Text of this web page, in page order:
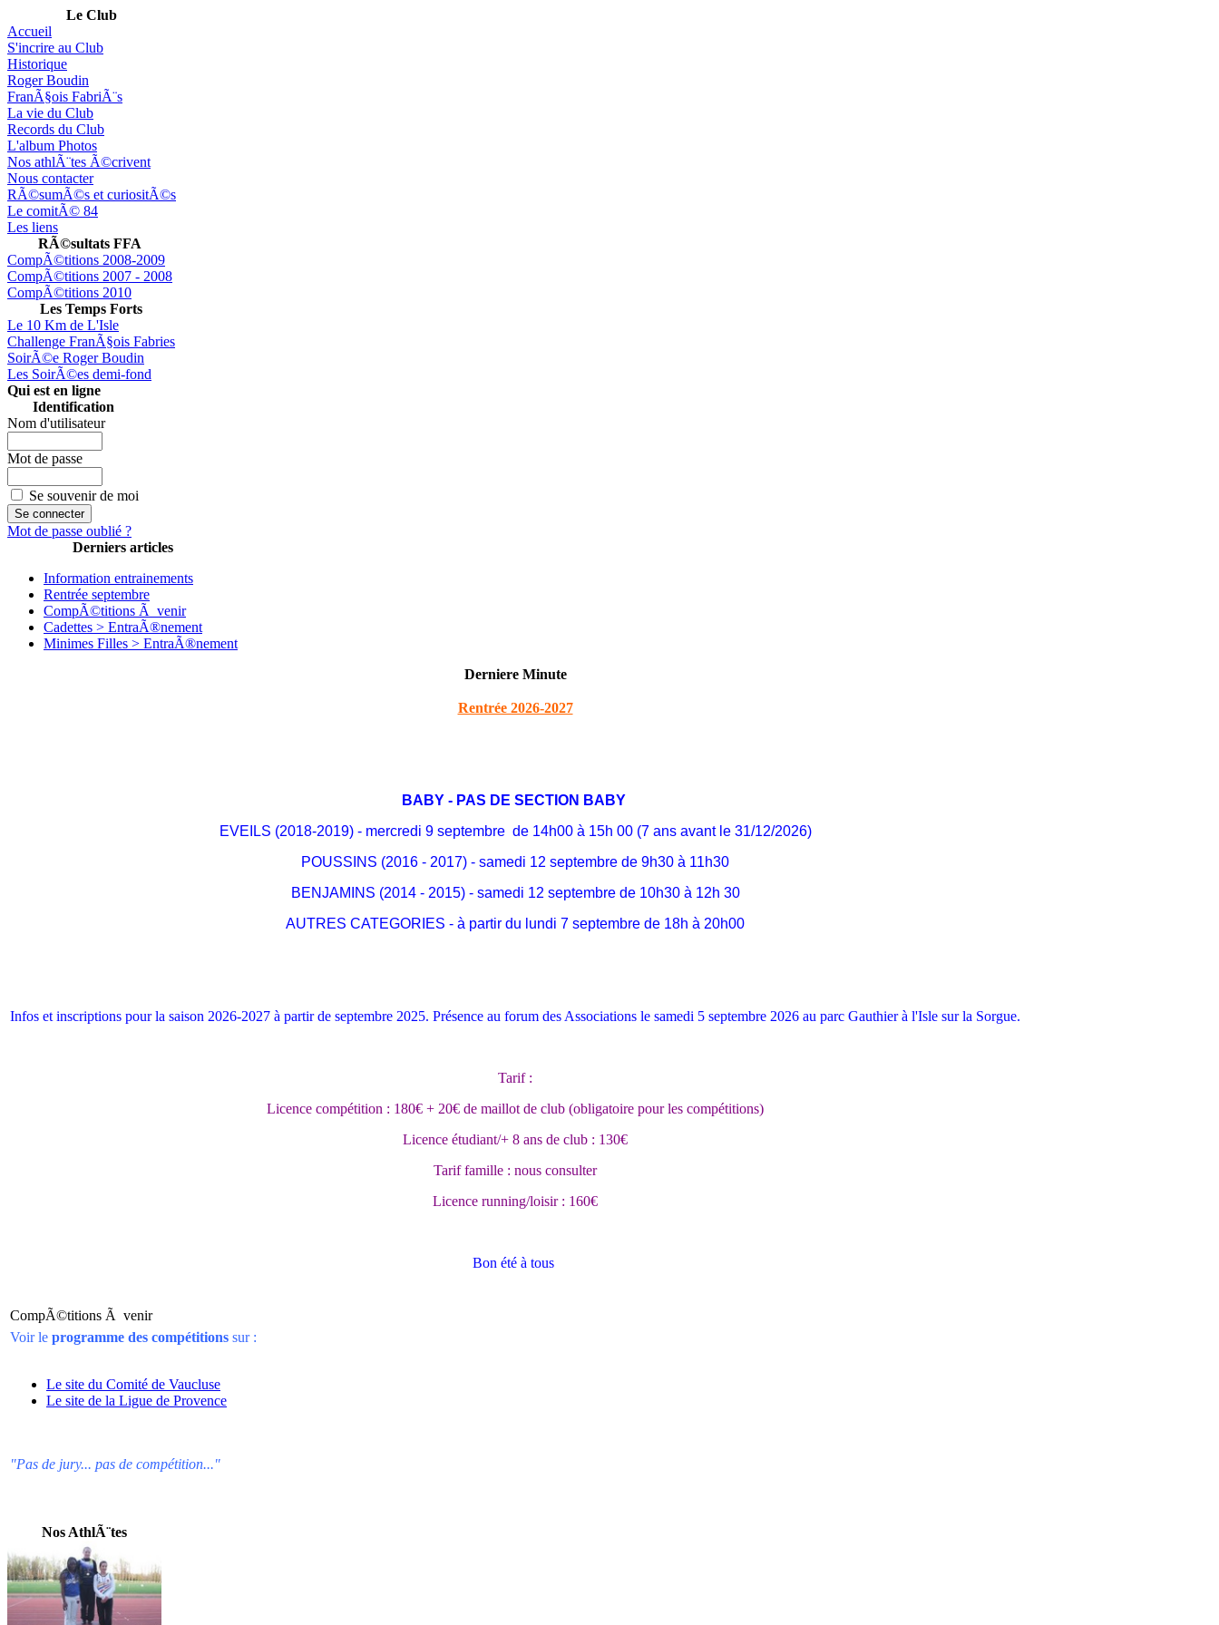
Le Club
Accueil
S'incrire au Club
Historique
Roger Boudin
FranÃ§ois FabriÃ¨s
La vie du Club
Records du Club
L'album Photos
Nos athlÃ¨tes Ã©crivent
Nous contacter
RÃ©sumÃ©s et curiositÃ©s
Le comitÃ© 84
Les liens
RÃ©sultats FFA
CompÃ©titions 2008-2009
CompÃ©titions 2007 - 2008
CompÃ©titions 2010
Les Temps Forts
Le 10 Km de L'Isle
Challenge FranÃ§ois Fabries
SoirÃ©e Roger Boudin
Les SoirÃ©es demi-fond
Qui est en ligne
Identification
Nom d'utilisateur
Mot de passe
Se souvenir de moi
Mot de passe oublié ?
Derniers articles
Information entrainements
Rentrée septembre
CompÃ©titions Ã venir
Cadettes > EntraÃ®nement
Minimes Filles > EntraÃ®nement
Derniere Minute
Rentrée 2026-2027
BABY - PAS DE SECTION BABY
EVEILS (2018-2019) - mercredi 9 septembre de 14h00 à 15h 00 (7 ans avant le 31/12/2026)
POUSSINS (2016 - 2017) - samedi 12 septembre de 9h30 à 11h30
BENJAMINS (2014 - 2015) - samedi 12 septembre de 10h30 à 12h 30
AUTRES CATEGORIES - à partir du lundi 7 septembre de 18h à 20h00
Infos et inscriptions pour la saison 2026-2027 à partir de septembre 2025. Présence au forum des Associations le samedi 5 septembre 2026 au parc Gauthier à l'Isle sur la Sorgue.
Tarif :
Licence compétition : 180€ + 20€ de maillot de club (obligatoire pour les compétitions)
Licence étudiant/+ 8 ans de club : 130€
Tarif famille : nous consulter
Licence running/loisir : 160€
Bon été à tous
CompÃ©titions Ã venir
Voir le programme des compétitions sur :
Le site du Comité de Vaucluse
Le site de la Ligue de Provence
"Pas de jury... pas de compétition..."
Nos AthlÃ¨tes